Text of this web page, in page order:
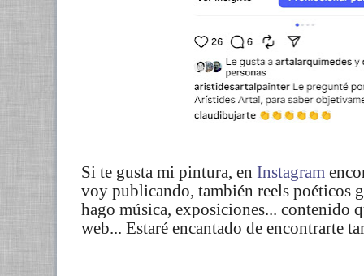
Si te gusta mi pintura, en Instagram
voy publicando, también reels poéticos
hago música, exposiciones... contenido
web... Estaré encantado de encontrarte